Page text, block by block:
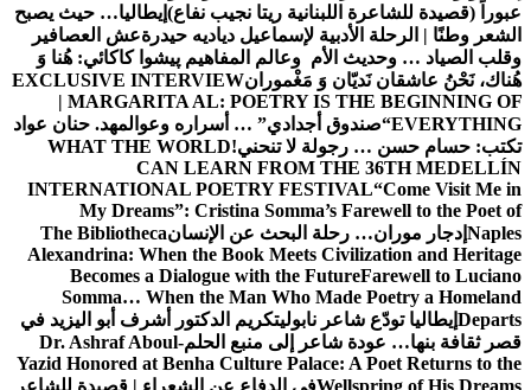
عبوراً (قصيدة للشاعرة اللبنانية ريتا نجيب نفاع) إيطاليا… حيث يصبح
الشعر وطنًا | الرحلة الأدبية لإسماعيل دياديه حيدرةعش العصافير
وقلب الصياد … وحديث الأم وعالم المفاهيم پیشوا کاکائي: هُنا وَ
هُناك، نَحْنُ عاشقان نَديّان وَ مَغْمورانEXCLUSIVE INTERVIEW
| MARGARITA AL: POETRY IS THE BEGINNING OF
EVERYTHING“صندوق أجدادي” … أسراره وعوالمهد. حنان عواد
تكتب: حسام حسن … رجولة لا تنحني!WHAT THE WORLD
CAN LEARN FROM THE 36TH MEDELLÍN
INTERNATIONAL POETRY FESTIVAL“Come Visit Me in
My Dreams”: Cristina Somma’s Farewell to the Poet of
Naples إدجار موران… رحلة البحث عن الإنسانThe Bibliotheca
Alexandrina: When the Book Meets Civilization and Heritage
Becomes a Dialogue with the FutureFarewell to Luciano
Somma… When the Man Who Made Poetry a Homeland
Departs إيطاليا تودّع شاعر نابوليتكريم الدكتور أشرف أبو اليزيد في
قصر ثقافة بنها… عودة شاعر إلى منبع الحلمDr. Ashraf Aboul-
Yazid Honored at Benha Culture Palace: A Poet Returns to the